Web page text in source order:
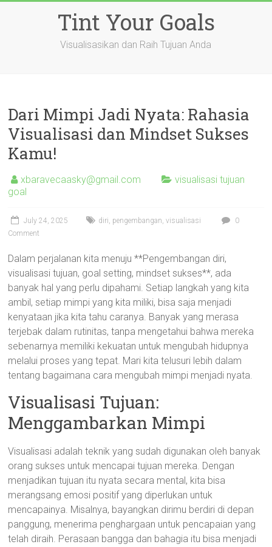
Tint Your Goals
Visualisasikan dan Raih Tujuan Anda
Dari Mimpi Jadi Nyata: Rahasia
Visualisasi dan Mindset Sukses
Kamu!
xbaravecaasky@gmail.com
visualisasi tujuan
goal
July 24, 2025 diri, pengembangan,visualisasi
0
Comment
Dalam perjalanan kita menuju **Pengembangan diri,
visualisasi tujuan, goal setting, mindset sukses**, ada
banyak hal yang perlu dipahami. Setiap langkah yang kita
ambil, setiap mimpi yang kita miliki, bisa saja menjadi
kenyataan jika kita tahu caranya. Banyak yang merasa
terjebak dalam rutinitas, tanpa mengetahui bahwa mereka
sebenarnya memiliki kekuatan untuk mengubah hidupnya
melalui proses yang tepat. Mari kita telusuri lebih dalam
tentang bagaimana cara mengubah mimpi menjadi nyata.
Visualisasi Tujuan:
Menggambarkan Mimpi
Visualisasi adalah teknik yang sudah digunakan oleh banyak
orang sukses untuk mencapai tujuan mereka. Dengan
menjadikan tujuan itu nyata secara mental, kita bisa
merangsang emosi positif yang diperlukan untuk
mencapainya. Misalnya, bayangkan dirimu berdiri di depan
panggung, menerima penghargaan untuk pencapaian yang
telah diraih. Perasaan bangga dan bahagia itu bisa menjadi